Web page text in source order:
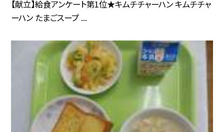
【献立】給食アンケート第1位★キムチチャーハン キムチチャ
ーハン たまごスープ ...